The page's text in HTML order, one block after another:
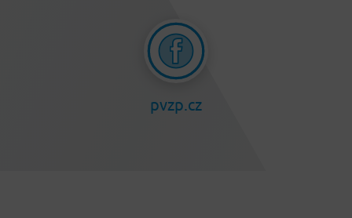
pvzp.cz